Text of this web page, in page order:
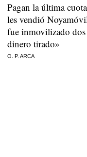
Pagan la última
les vendió
fue inmovilizado dos
dinero tirado»
O. P. ARCA